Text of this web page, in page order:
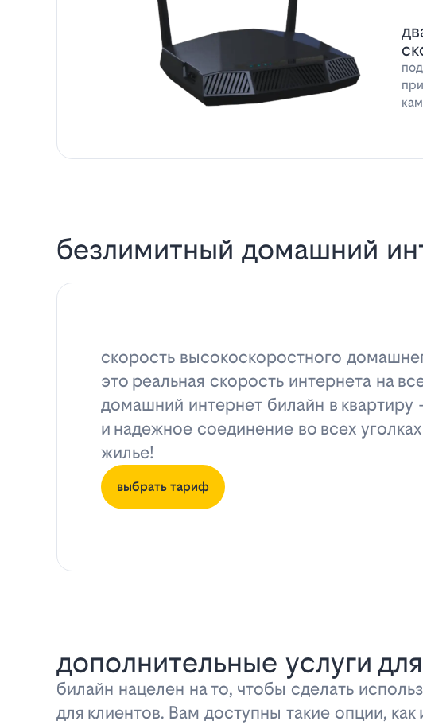
безлимитный домашний
скорость высокоскоростного
это реальная скорость интернета на
домашний интернет билайн в квартиру
и надежное соединение во всех
жилье!
выбрать тариф
дополнительные услуги
билайн нацелен на то, чтобы сделать
для клиентов. Вам доступны такие опции,